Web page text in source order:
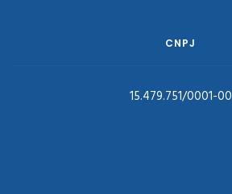
CNPJ
15.479.751/0001-00